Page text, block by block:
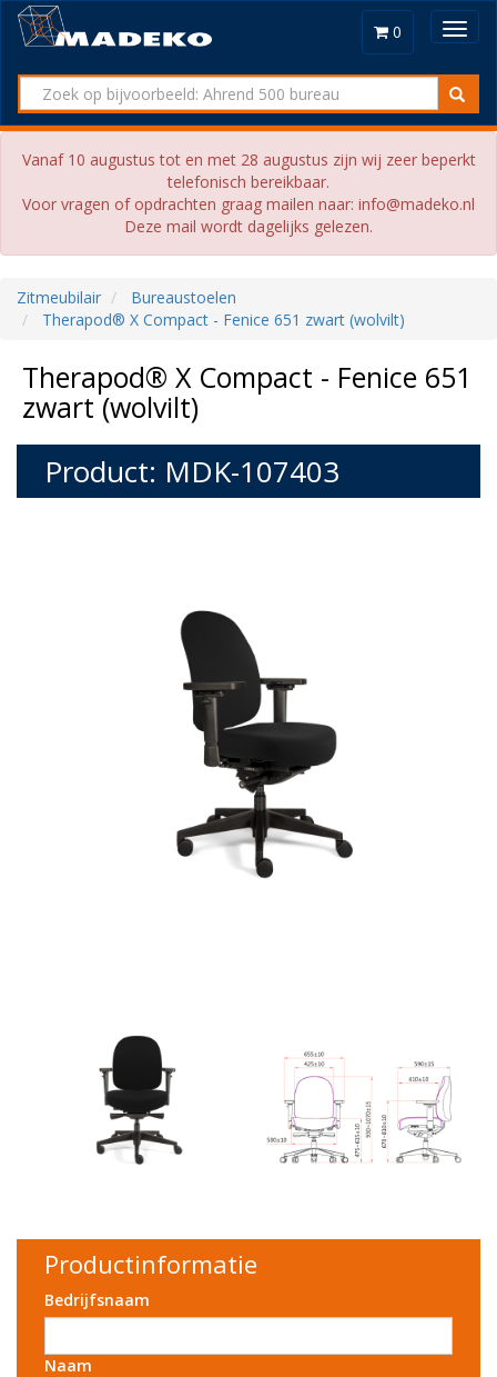
0
Vanaf 10 augustus tot en met 28 augustus zijn wij zeer beperkt
telefonisch bereikbaar.
Voor vragen of opdrachten graag mailen naar: info@madeko.nl
Deze mail wordt dagelijks gelezen.
Zitmeubilair
Bureaustoelen
Therapod® X Compact - Fenice 651 zwart (wolvilt)
Therapod® X Compact - Fenice 651
zwart (wolvilt)
Product: MDK-107403
Productinformatie
Bedrijfsnaam
Naam